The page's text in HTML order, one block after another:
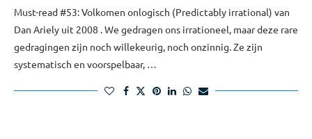
Must-read #53: Volkomen onlogisch (Predictably irrational) van
Dan Ariely uit 2008 . We gedragen ons irrationeel, maar deze rare
gedragingen zijn noch willekeurig, noch onzinnig. Ze zijn
systematisch en voorspelbaar, …